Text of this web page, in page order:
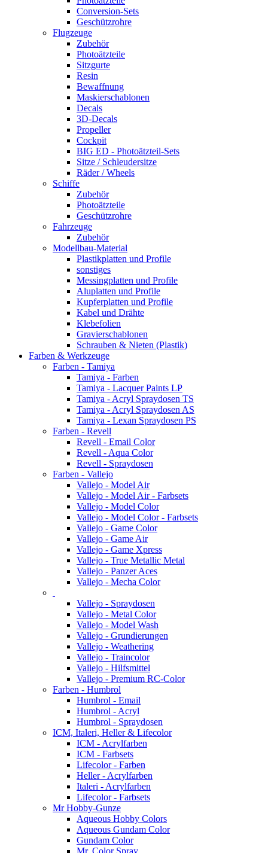
Conversion-Sets
Geschützrohre
Flugzeuge
Zubehör
Photoätzteile
Sitzgurte
Resin
Bewaffnung
Maskierschablonen
Decals
3D-Decals
Propeller
Cockpit
BIG ED - Photoätzteil-Sets
Sitze / Schleudersitze
Räder / Wheels
Schiffe
Zubehör
Photoätzteile
Geschützrohre
Fahrzeuge
Zubehör
Modellbau-Material
Plastikplatten und Profile
sonstiges
Messingplatten und Profile
Aluplatten und Profile
Kupferplatten und Profile
Kabel und Drähte
Klebefolien
Gravierschablonen
Schrauben & Nieten (Plastik)
Farben & Werkzeuge
Farben - Tamiya
Tamiya - Farben
Tamiya - Lacquer Paints LP
Tamiya - Acryl Spraydosen TS
Tamiya - Acryl Spraydosen AS
Tamiya - Lexan Spraydosen PS
Farben - Revell
Revell - Email Color
Revell - Aqua Color
Revell - Spraydosen
Farben - Vallejo
Vallejo - Model Air
Vallejo - Model Air - Farbsets
Vallejo - Model Color
Vallejo - Model Color - Farbsets
Vallejo - Game Color
Vallejo - Game Air
Vallejo - Game Xpress
Vallejo - True Metallic Metal
Vallejo - Panzer Aces
Vallejo - Mecha Color
Vallejo - Spraydosen
Vallejo - Metal Color
Vallejo - Model Wash
Vallejo - Grundierungen
Vallejo - Weathering
Vallejo - Traincolor
Vallejo - Hilfsmittel
Vallejo - Premium RC-Color
Farben - Humbrol
Humbrol - Email
Humbrol - Acryl
Humbrol - Spraydosen
ICM, Italeri, Heller & Lifecolor
ICM - Acrylfarben
ICM - Farbsets
Lifecolor - Farben
Heller - Acrylfarben
Italeri - Acrylfarben
Lifecolor - Farbsets
Mr Hobby-Gunze
Aqueous Hobby Colors
Aqueous Gundam Color
Gundam Color
Mr. Color Spray